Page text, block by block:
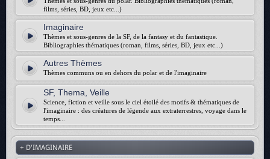
films, séries, BD, jeux etc...)
Imaginaire
Thèmes et sous-genres de la SF, de la fantasy et du fantastique.
Bibliographies thématiques (roman, films, séries, BD, jeux etc...)
Autres Thèmes
Thèmes communs ou en dehors du polar et de l'imaginaire
SF, Thema, Veille
Science, fiction et veille sous le ciel étoilé des motifs & thématiques de
l'imaginaire : des créatures de légende aux extraterrestres, voyage dans le
temps...
+ D'IMAGINAIRE